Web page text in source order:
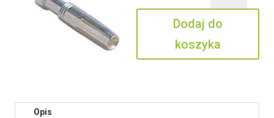
3.0
Dodaj do
koszyka
Opis